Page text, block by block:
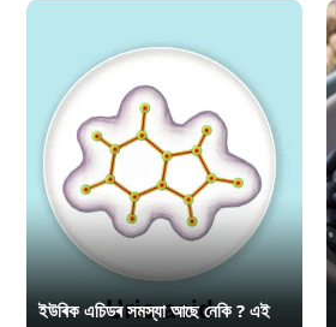
ইউৰিক এচিডৰ সমস্যা আছে নেকি ? এই